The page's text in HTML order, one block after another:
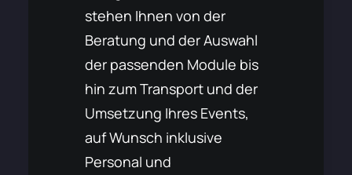
stehen Ihnen von der
Beratung und der Auswahl
der passenden Module bis
hin zum Transport und der
Umsetzung Ihres Events,
auf Wunsch inklusive
Personal und